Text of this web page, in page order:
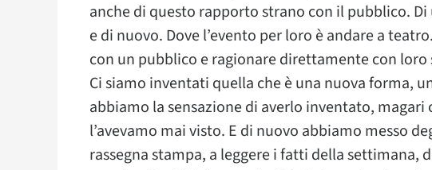
anche di questo rapporto strano con il pubblico.
e di nuovo. Dove l’evento per loro è andare a
con un pubblico e ragionare direttamente con loro
Ci siamo inventati quella che è una nuova forma,
abbiamo la sensazione di averlo inventato, magari
l’avevamo mai visto. E di nuovo abbiamo messo
rassegna stampa, a leggere i fatti della settimana,